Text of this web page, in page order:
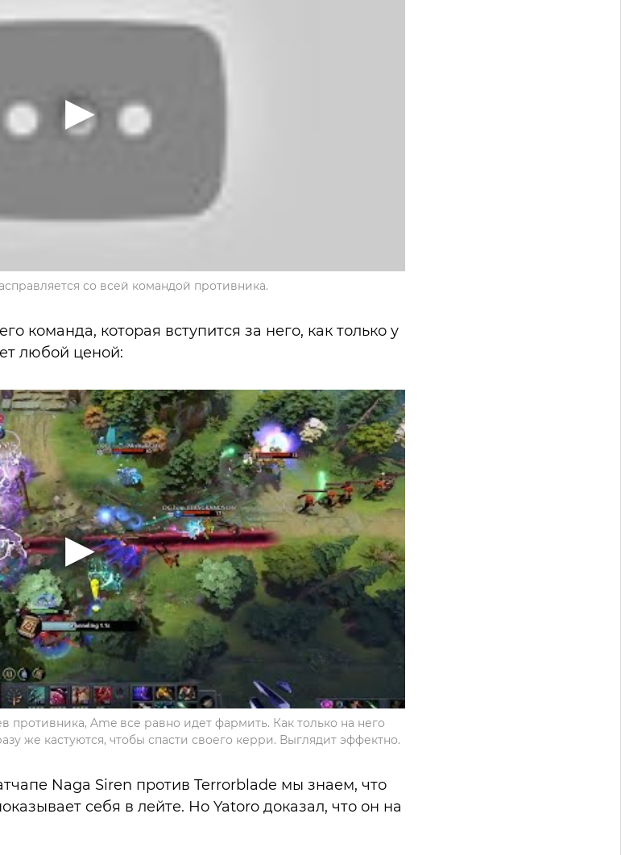
со всей командой противника.
команда, которая вступится за него, как только у
любой ценой:
противника, Ame все равно идет фармить. Как только на него
же кастуются, чтобы спасти своего керри. Выглядит эффектно.
Naga Siren против Terrorblade мы знаем, что
себя в лейте. Но Yatoro доказал, что он на